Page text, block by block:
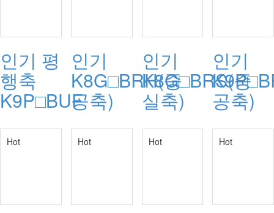
인기 평
행축
K9P□BUF
인기
K8G□BRH(중
공축)
인기
K8G□BRS(중
실축)
인기
공축)
Hot Hot Hot Hot